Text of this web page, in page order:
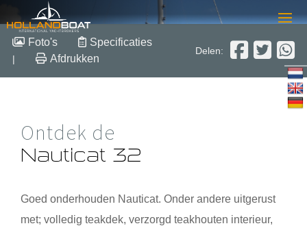
Nauticat 32
Verkocht
Foto's Specificaties
| Afdrukken
Delen:
Ontdek de
Nauticat 32
Goed onderhouden Nauticat. Onder andere uitgerust
met; volledig teakdek, verzorgd teakhouten interieur,